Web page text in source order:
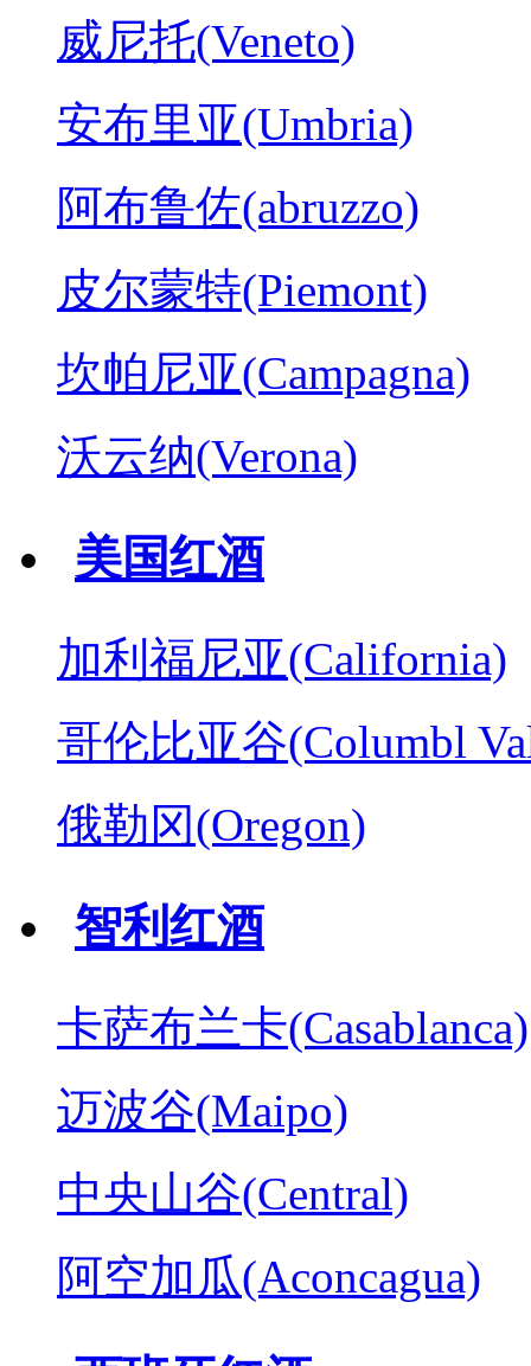
威尼托(Veneto)
安布里亚(Umbria)
阿布鲁佐(abruzzo)
皮尔蒙特(Piemont)
坎帕尼亚(Campagna)
沃云纳(Verona)
美国红酒
加利福尼亚(California)
哥伦比亚谷(Columbl
俄勒冈(Oregon)
智利红酒
卡萨布兰卡(Casablanca)
迈波谷(Maipo)
中央山谷(Central)
阿空加瓜(Aconcagua)